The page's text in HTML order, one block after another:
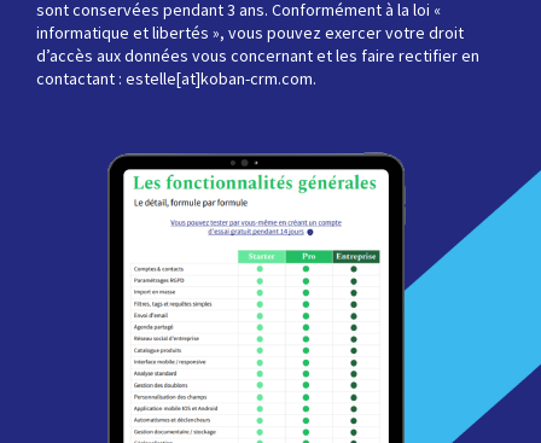
sont conservées pendant 3 ans. Conformément à la loi «
informatique et libertés », vous pouvez exercer votre droit
d’accès aux données vous concernant et les faire rectifier en
contactant : estelle[at]koban-crm.com.